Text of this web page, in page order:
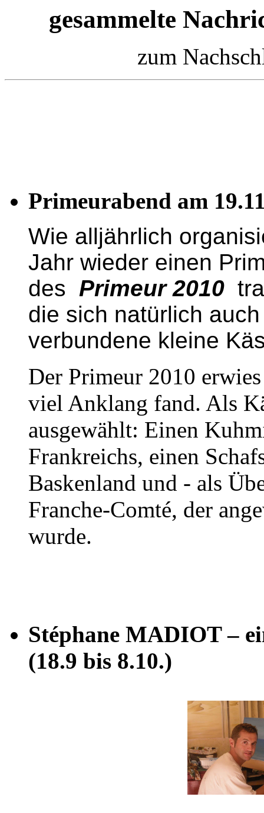
gesammelte
zum
Primeurabend am
Wie alljährlich
Jahr wieder einen
des Primeur 2010
die sich natürlich
verbundene kleine
Der Primeur 2010
viel Anklang fand. Als
ausgewählt: Einen
Frankreichs, einen
Baskenland und - als
Franche-Comté, der
wurde.
Stéphane MADIOT –
(18.9 bis 8.10.)